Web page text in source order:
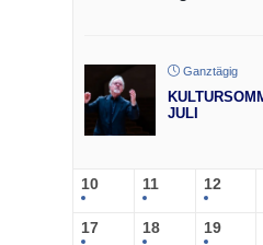
Ganztägig
JULI
10 11 12
17 18 19